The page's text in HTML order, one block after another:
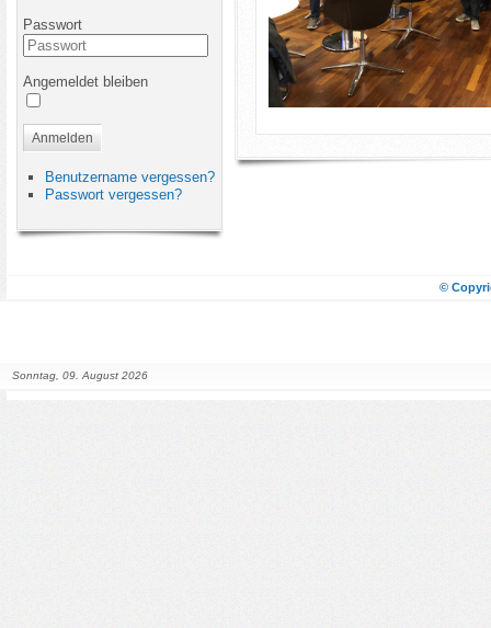
Passwort
Angemeldet bleiben
Anmelden
Benutzername vergessen?
Passwort vergessen?
©
Sonntag, 09. August 2026